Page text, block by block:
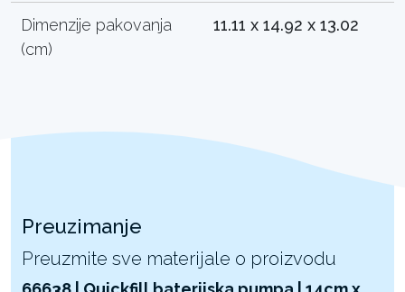
Dimenzije pakovanja
(cm)
11.11 x 14.92 x 13.02
Preuzimanje
Preuzmite sve materijale o proizvodu